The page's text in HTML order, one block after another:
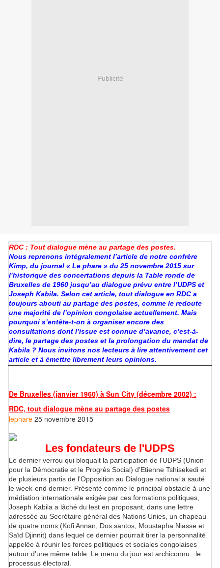
Publicité
RDC : Tout dialogue mène au partage des postes.
Nous reprenons intégralement l’article de notre confrère
Kimp, du journal « Le phare » du 25 novembre 2015 sur
l’historique des concertations depuis la Table ronde de
Bruxelles de 1960 jusqu’au dialogue prévu entre l’UDPS et
Joseph Kabila. Selon cet article, tout dialogue en RDC a
toujours abouti au partage des postes, comme le redoute
une majorité de l’opinion congolaise actuellement. Mais
pourquoi s’entête-t-on à organiser encore des
consultations dont l’issue est connue d’avance, c’est-à-
dire, le partage des postes et la prolongation du mandat de
Kabila ? Nous invitons nos lecteurs à lire attentivement cet
article et à émettre librement leurs opinions.
De Bruxelles (janvier 1960) à Sun City (décembre 2002) :
RDC, tout dialogue mène au partage des postes
lephare 25 novembre 2015
Les fondateurs de l'UDPS
Le dernier verrou qui bloquait la participation de l’UDPS (Union
pour la Démocratie et le Progrès Social) d’Etienne Tshisekedi et
de plusieurs partis de l’Opposition au Dialogue national a sauté
le week-end dernier. Présenté comme le principal obstacle à une
médiation internationale exigée par ces formations politiques,
Joseph Kabila a lâché du lest en proposant, dans une lettre
adressée au Secrétaire général des Nations Unies, un chapeau
de quatre noms (Kofi Annan, Dos santos, Moustapha Niasse et
Saïd Djinnit) dans lequel ce dernier pourrait tirer la personnalité
appelée à réunir les forces politiques et sociales congolaises
autour d’une même table. Le menu du jour est archiconnu : le
processus électoral.